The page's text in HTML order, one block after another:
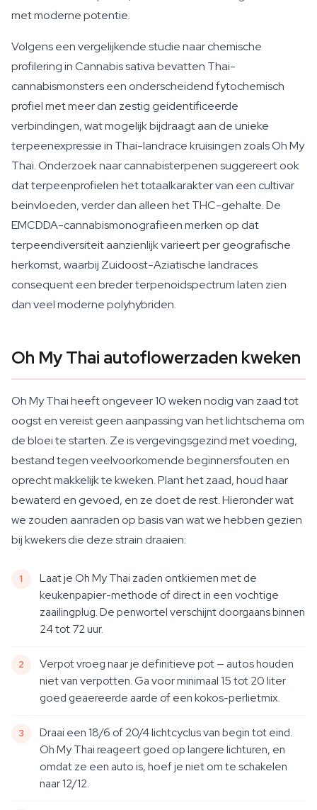
met moderne potentie.
Volgens een vergelijkende studie naar chemische
profilering in Cannabis sativa bevatten Thai-
cannabismonsters een onderscheidend fytochemisch
profiel met meer dan zestig geidentificeerde
verbindingen, wat mogelijk bijdraagt aan de unieke
terpeenexpressie in Thai-landrace kruisingen zoals Oh My
Thai. Onderzoek naar cannabisterpenen suggereert ook
dat terpeenprofielen het totaalkarakter van een cultivar
beinvloeden, verder dan alleen het THC-gehalte. De
EMCDDA-cannabismonografieen merken op dat
terpeendiversiteit aanzienlijk varieert per geografische
herkomst, waarbij Zuidoost-Aziatische landraces
consequent een breder terpenoidspectrum laten zien
dan veel moderne polyhybriden.
Oh My Thai autoflowerzaden kweken
Oh My Thai heeft ongeveer 10 weken nodig van zaad tot
oogst en vereist geen aanpassing van het lichtschema om
de bloei te starten. Ze is vergevingsgezind met voeding,
bestand tegen veelvoorkomende beginnersfouten en
oprecht makkelijk te kweken. Plant het zaad, houd haar
bewaterd en gevoed, en ze doet de rest. Hieronder wat
we zouden aanraden op basis van wat we hebben gezien
bij kwekers die deze strain draaien:
Laat je Oh My Thai zaden ontkiemen met de
keukenpapier-methode of direct in een vochtige
zaailingplug. De penwortel verschijnt doorgaans binnen
24 tot 72 uur.
Verpot vroeg naar je definitieve pot — autos houden
niet van verpotten. Ga voor minimaal 15 tot 20 liter
goed geaereerde aarde of een kokos-perlietmix.
Draai een 18/6 of 20/4 lichtcyclus van begin tot eind.
Oh My Thai reageert goed op langere lichturen, en
omdat ze een auto is, hoef je niet om te schakelen
naar 12/12.